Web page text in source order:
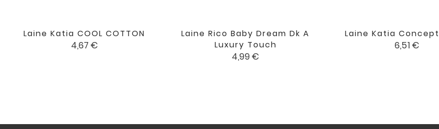
Laine Katia COOL COTTON
Prix
4,67 € favorite
Laine Rico Baby Dream Dk A
Luxury Touch
Prix
4,99 €
 favorite Laine Katia Concept
Prix
6,51 €